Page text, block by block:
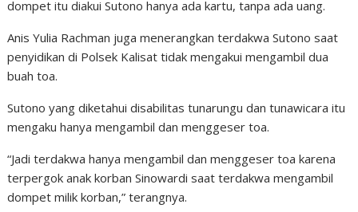
dompet itu diakui Sutono hanya ada kartu, tanpa ada uang.
Anis Yulia Rachman juga menerangkan terdakwa Sutono saat
penyidikan di Polsek Kalisat tidak mengakui mengambil dua
buah toa.
Sutono yang diketahui disabilitas tunarungu dan tunawicara itu
mengaku hanya mengambil dan menggeser toa.
“Jadi terdakwa hanya mengambil dan menggeser toa karena
terpergok anak korban Sinowardi saat terdakwa mengambil
dompet milik korban,” terangnya.